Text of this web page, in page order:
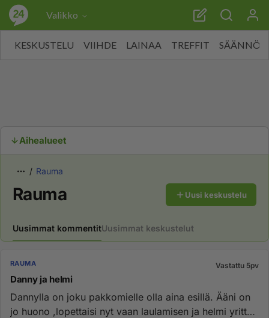
Valikko
KESKUSTELU VIIHDE LAINAA TREFFIT SÄÄNNÖT
Aihealueet
Rauma
Rauma Uusi keskustelu
Uusimmat kommentitUusimmat keskustelut
RAUMA Vastattu 5pv
Danny ja helmi
Dannylla on joku pakkomielle olla aina esillä. Ääni on
jo huono ,lopettaisi nyt vaan laulamisen ja helmi yrittää